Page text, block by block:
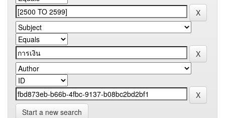
Start a new search